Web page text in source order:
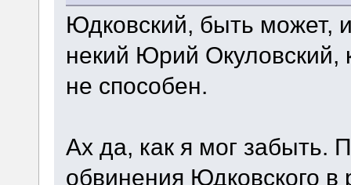
Юдковский, быть может,
некий Юрий Окуловский,
не способен.
Ах да, как я мог забыть.
обвинения Юдковского в